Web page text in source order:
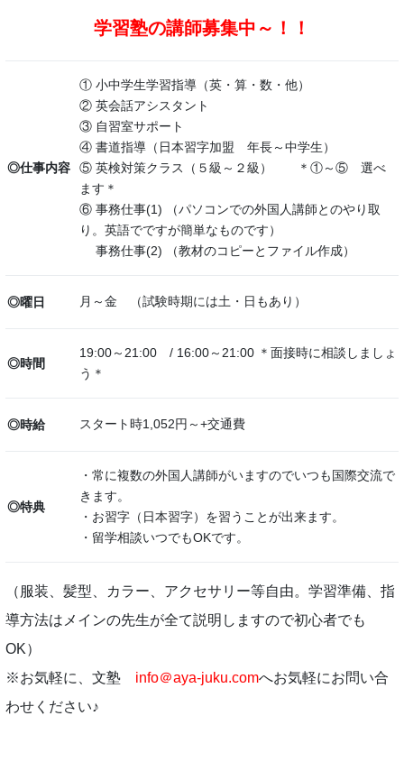
学習塾の講師募集中～！！
◎仕事内容
① 小中学生学習指導（英・算・数・他）
② 英会話アシスタント
③ 自習室サポート
④ 書道指導（日本習字加盟 年長～中学生）
⑤ 英検対策クラス（５級～２級） ＊①～⑤ 選べ
ます＊
⑥ 事務仕事(1)
（パソコンでの外国人講師とのやり取
り。英語でですが簡単なものです）
事務仕事(2)
（教材のコピーとファイル作成）
◎曜日 月～金 （試験時期には土・日もあり）
◎時間
19:00～21:00 / 16:00～21:00 ＊面接時に相談しましょ
う＊
◎時給 スタート時1,052円～+交通費
◎特典
・常に複数の外国人講師がいますのでいつも国際交流で
きます。
・お習字（日本習字）を習うことが出来ます。
・留学相談いつでもOKです。
（服装、髪型、カラー、アクセサリー等自由。学習準備、指
導方法はメインの先生が全て説明しますので初心者でも
OK）
※お気軽に、文塾 info＠aya-juku.comへお気軽にお問い合
わせください♪